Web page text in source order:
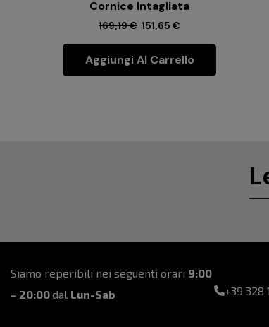
Cornice Intagliata
169,19€ 151,65 €
Aggiungi Al Carrello
Siamo reperibili nei seguenti orari 9:00
– 20:00dal Lun-Sab +39 328